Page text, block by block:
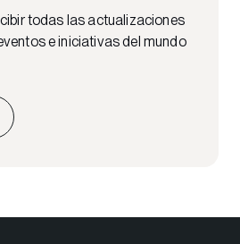
todas las actualizaciones
e iniciativas del mundo